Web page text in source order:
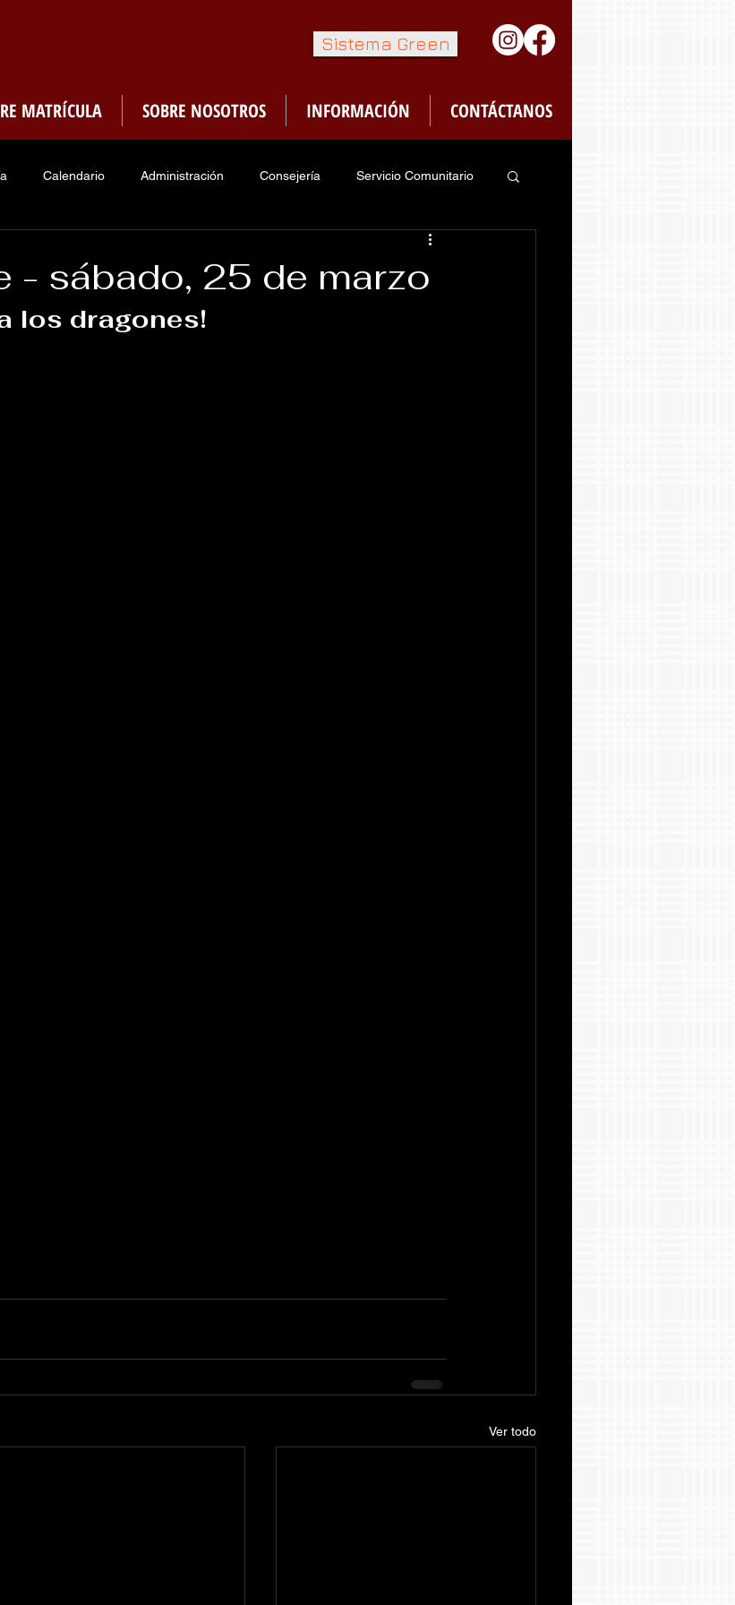
Sistema Green
RE MATRÍCULA SOBRE NOSOTROS INFORMACIÓN CONTÁCTANOS
Calendario Administración Consejería Servicio Comunitario
Asociacion Ex-Alumnos
- sábado, 25 de marzo
los dragones!
Ver todo